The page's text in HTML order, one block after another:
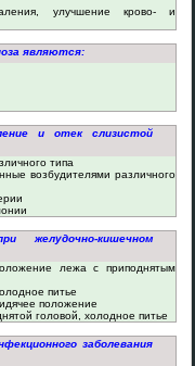
улучшение крово- и
являются:
и отек слизистой
типа
возбудителями различного
желудочно-кишечном
лежа с приподнятым
питье
положение
головой, холодное питье
заболевания